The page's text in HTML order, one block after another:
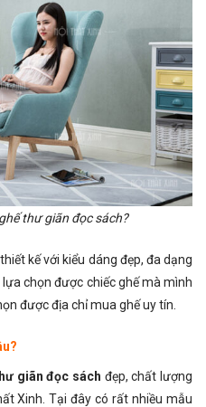
thư giãn đọc sách?
kế với kiểu dáng đẹp, đa dạng
chọn được chiếc ghế mà mình
được địa chỉ mua ghế uy tín.
giãn đọc sách đẹp, chất lượng
Xinh. Tại đây có rất nhiều mẫu